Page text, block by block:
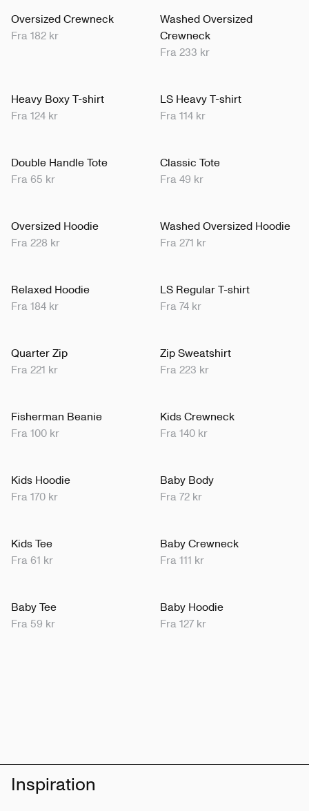
Oversized Crewneck
Fra 182 kr
Washed Oversized
Crewneck
Fra 233 kr
Heavy Boxy T-shirt
Fra 124 kr
LS Heavy T-shirt
Fra 114 kr
Double Handle Tote
Fra 65 kr
Classic Tote
Fra 49 kr
Oversized Hoodie
Fra 228 kr
Washed Oversized Hoodie
Fra 271 kr
Relaxed Hoodie
Fra 184 kr
LS Regular T-shirt
Fra 74 kr
Quarter Zip
Fra 221 kr
Zip Sweatshirt
Fra 223 kr
Fisherman Beanie
Fra 100 kr
Kids Crewneck
Fra 140 kr
Kids Hoodie
Fra 170 kr
Baby Body
Fra 72 kr
Kids Tee
Fra 61 kr
Baby Crewneck
Fra 111 kr
Baby Tee
Fra 59 kr
Baby Hoodie
Fra 127 kr
Inspiration